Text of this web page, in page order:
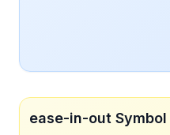
ease-in-out